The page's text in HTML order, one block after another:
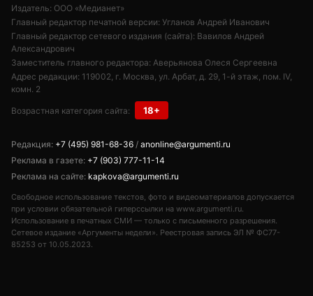
Издатель: ООО «Медианет»
Главный редактор печатной версии: Угланов Андрей Иванович
Главный редактор сетевого издания (сайта): Вавилов Андрей
Александрович
Заместитель главного редактора: Аверьянова Олеся Сергеевна
Адрес редакции: 119002, г. Москва, ул. Арбат, д. 29, 1-й этаж, пом. IV,
комн. 2
Возрастная категория сайта: 18+
Редакция: +7 (495) 981-68-36 / anonline@argumenti.ru
Реклама в газете: +7 (903) 777-11-14
Реклама на сайте: kapkova@argumenti.ru
Свободное использование текстов, фото и видеоматериалов допускается
при условии обязательной гиперссылки на www.argumenti.ru.
Использование в печатных СМИ — только с письменного разрешения.
Сетевое издание «Аргументы недели». Реестровая запись ЭЛ № ФС77-
85253 от 10.05.2023.